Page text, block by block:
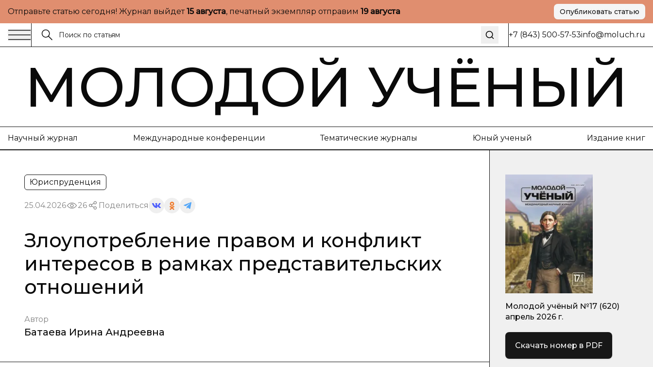
Отправьте статью сегодня! Журнал выйдет15 августа, печатный экземпляр отправим 19 августа Опубликовать статью
+7 (843) 500-57-53info@moluch.ru
МОЛОДОЙ УЧЁНЫЙ
Научный журнал Международные конференции Тематические журналы Юный ученый Издание книг
Юриспруденция
25.04.2026 26 Поделиться
Злоупотребление правом и конфликт
интересов в рамках представительских
отношений
Автор
Батаева Ирина Андреевна
Молодой учёный №17 (620)
апрель 2026 г.
Скачать номер в PDF